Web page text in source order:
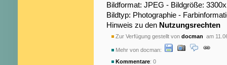
Bildformat: JPEG - Bildgröße:
Bildtyp: Photographie -
Hinweis zu den Nutzungsrechten
Zur Verfügung gestellt von docman am
Mehr von docman:
Kommentare: 0